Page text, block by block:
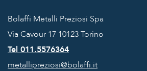
Bolaffi Metalli Preziosi Spa
Via Cavour 17 10123 Torino
Tel 011.5576364
metallipreziosi@bolaffi.it